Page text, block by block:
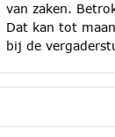
van zaken.
Dat kan tot
bij de